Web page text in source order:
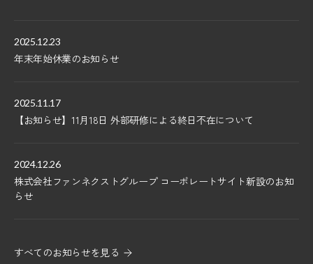
2025.12.23
年末年始休業のお知らせ
2025.11.17
【お知らせ】11月18日 外部研修による終日不在について
2024.12.26
株式会社ファンネクストグループ コーポレートサイト新設のお知
らせ
すべてのお知らせを見る